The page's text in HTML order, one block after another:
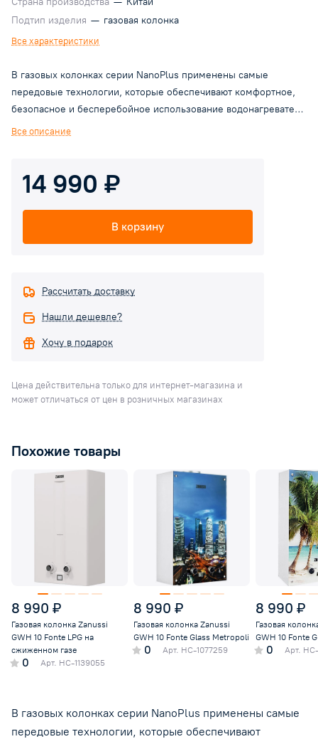
Подтип изделия — газовая колонка
Все характеристики
В газовых колонках серии NanoPlus применены самые
передовые технологии, которые обеспечивают комфортное,
безопасное и бесперебойное использование водонагревателя
в течение всего срока службы. Отвечая самым современным
управления, многоуровневой системой контроля
безопасности и современным LCD-дисплеем.
Все описание
14 990 ₽
В корзину
Рассчитать доставку
Нашли дешевле?
Хочу в подарок
Цена действительна только для интернет-магазина и
может отличаться от цен в розничных магазинах
Похожие товары
8 990 ₽
Газовая колонка Zanussi
GWH 10 Fonte LPG на
сжиженном газе
0 Арт. НС-1139055
8 990 ₽
Газовая колонка Zanussi
GWH 10 Fonte Glass Metropoli
0 Арт. НС-1077259
8 990 ₽
Газовая
GWH 10 Fonte
0 Арт. НС-
В газовых колонках серии NanoPlus применены самые
передовые технологии, которые обеспечивают